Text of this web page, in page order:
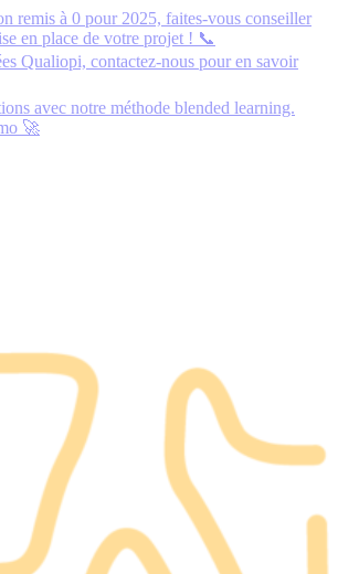
remis à 0 pour 2025, faites-vous conseiller
en place de votre projet ! 📞
Qualiopi, contactez-nous pour en savoir
avec notre méthode blended learning.
🚀